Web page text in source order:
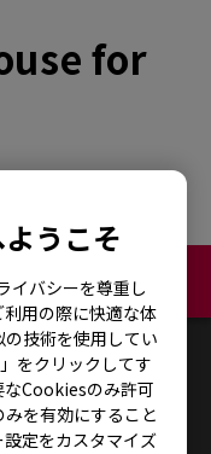
うこそ
イバシーを尊重し
用の際に快適な体
技術を使用してい
をクリックしてす
Cookiesのみ許可
を有効にすること
定をカスタマイズ
for
お問い合わせ
Default